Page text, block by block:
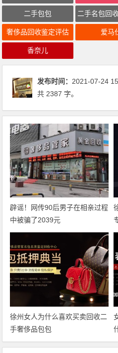
二手包包
奢侈品回收鉴定评估 爱马
香奈儿
发布时间： 2021-07-24
共 2387 字。
辟谣！网传90后男子在相亲过程
中被骗了2039元
徐州女人为什么喜欢买卖回收二
手奢侈品包包